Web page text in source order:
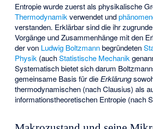
Entropie wurde zuerst als physikalische
Thermodynamik verwendet und
verstanden. Erklärbar sind die ihr
Vorgänge und Zusammenhänge mit den
der von Ludwig Boltzmannbegründeten
Physik (auchStatistische Mechanik
Systematisch bietet sich darum
gemeinsame Basis für die Erklärung
thermodynamischen (nachClausius) als
informationstheoretischen Entropie (nach